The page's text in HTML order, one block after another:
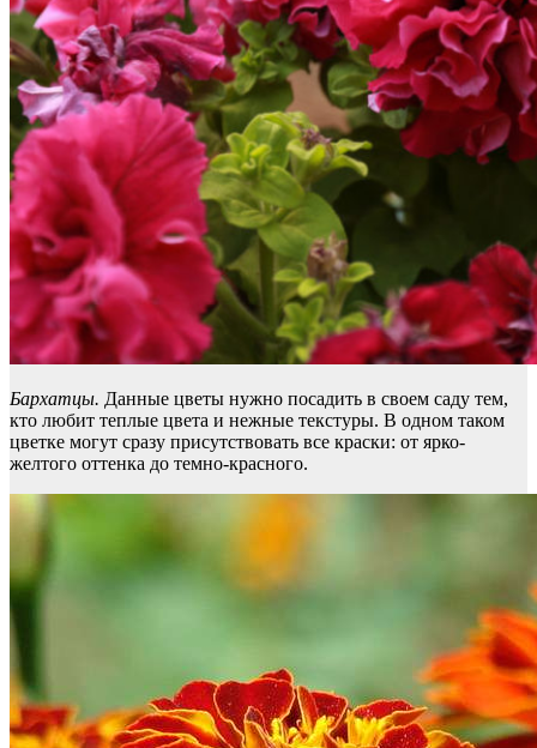
Бархатцы. Данные цветы нужно посадить в своем саду тем,
кто любит теплые цвета и нежные текстуры. В одном таком
цветке могут сразу присутствовать все краски: от ярко-
желтого оттенка до темно-красного.